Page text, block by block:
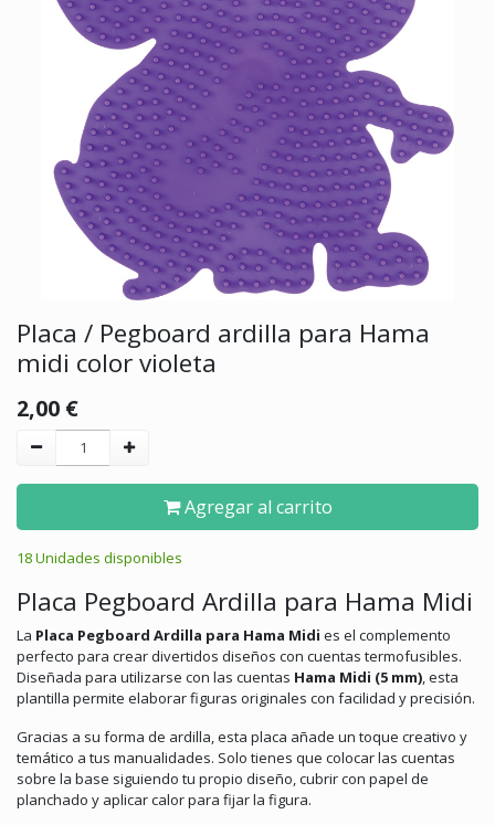
Placa / Pegboard ardilla para Hama
midi color violeta
2,00 €
Agregar al carrito
18 Unidades disponibles
Placa Pegboard Ardilla para Hama Midi
La Placa Pegboard Ardilla para Hama Midi es el complemento
perfecto para crear divertidos diseños con cuentas termofusibles.
Diseñada para utilizarse con las cuentas Hama Midi (5 mm), esta
plantilla permite elaborar figuras originales con facilidad y precisión.
Gracias a su forma de ardilla, esta placa añade un toque creativo y
temático a tus manualidades. Solo tienes que colocar las cuentas
sobre la base siguiendo tu propio diseño, cubrir con papel de
planchado y aplicar calor para fijar la figura.